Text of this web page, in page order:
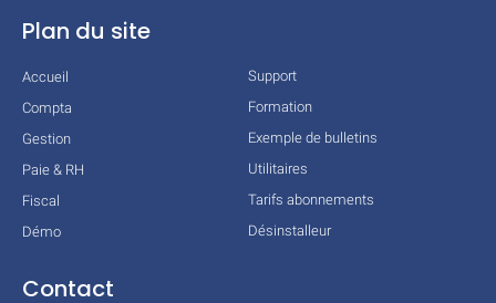
Plan du site
Accueil
Compta
Gestion
Paie & RH
Fiscal
Démo
Support
Formation
Exemple de bulletins
Utilitaires
Tarifs abonnements
Désinstalleur
Contact